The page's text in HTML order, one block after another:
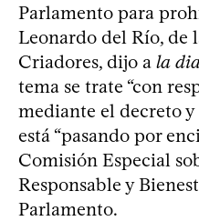
Parlamento para
Leonardo del Río, de
Criadores, dijo a la
tema se trate “con
mediante el decreto y
está “pasando por
Comisión Especial
Responsable y
Parlamento.